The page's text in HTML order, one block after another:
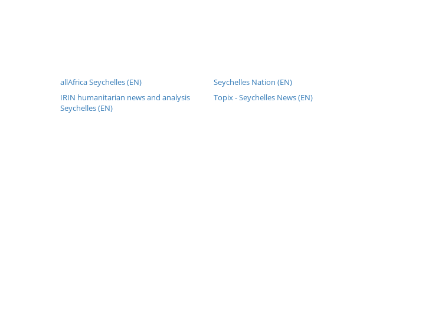
allAfrica Seychelles (EN)
IRIN humanitarian news and analysis
Seychelles (EN)
Seychelles Nation (EN)
Topix - Seychelles News (EN)